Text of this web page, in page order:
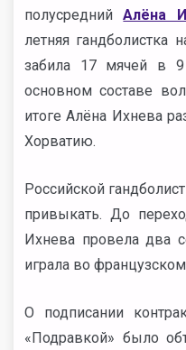
полусреднийАлёна
летняя гандболистка
забила 17 мячей в 9
основном составе
итоге Алёна Ихнева
Хорватию.
Российской
привыкать. До
Ихнева провела два
играла во
О подписании
«Подравкой» было